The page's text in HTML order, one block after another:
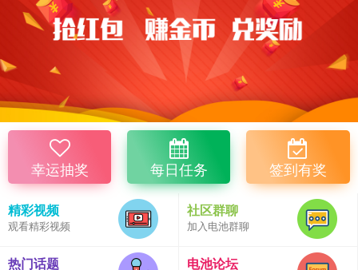
幸运抽奖 每日任务 签到有奖
精彩视频
观看精彩视频
社区群聊
加入电池群聊
热门话题 电池论坛